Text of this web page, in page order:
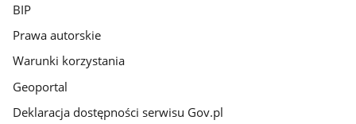
BIP
Prawa autorskie
Warunki korzystania
Geoportal
Deklaracja dostępności serwisu Gov.pl